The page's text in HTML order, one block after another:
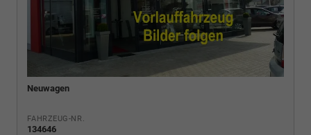
Neuwagen
FAHRZEUG-NR.
134646